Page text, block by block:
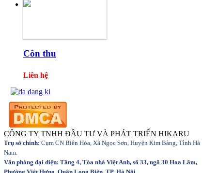
Côn thu
Liên hệ
CÔNG TY TNHH ĐẦU TƯ VÀ PHÁT TRIỂN HIKARU
Trụ sở chính: Cụm CN Biên Hòa, Xã Ngọc Sơn, Huyện Kim Bảng, Tỉnh Hà
Nam.
Văn phòng đại diện: Tầng 4, Tòa nhà Việt Anh, số 33, ngõ 30 Hoa Lâm,